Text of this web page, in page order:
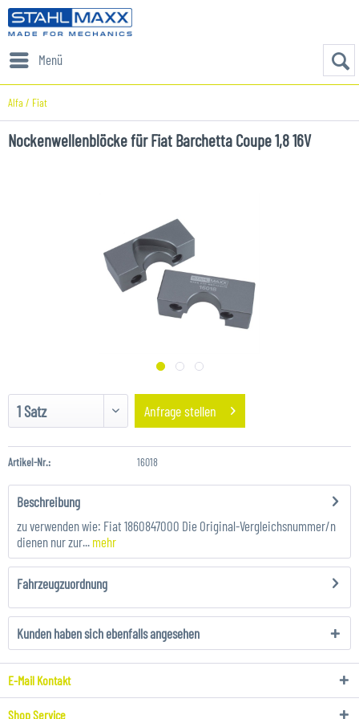
Menü
Alfa / Fiat
Nockenwellenblöcke für Fiat Barchetta Coupe 1,8 16V
Anfrage stellen
Artikel-Nr.: 16018
Beschreibung
zu verwenden wie: Fiat 1860847000 Die Original-Vergleichsnummer/n
dienen nur zur... mehr
Fahrzeugzuordnung
Kunden haben sich ebenfalls angesehen
E-Mail Kontakt
Shop Service